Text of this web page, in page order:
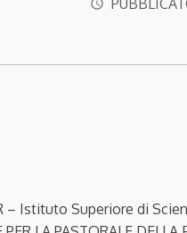
access_time
– Istituto Superiore di